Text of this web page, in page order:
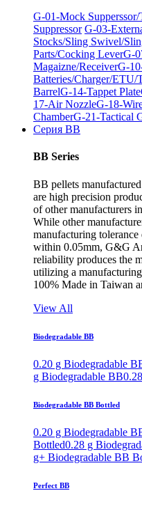
G-01-Mock
Suppressor G-03-
Stocks/Sling Swivel/
Parts/Cocking LeverG-
Magaizne/ReceiverG-
Batteries/Charger/ETU/
BarrelG-14-Tappet Plate
17-Air NozzleG-18-
ChamberG-21-Tactical
Серия BB
BB Series
BB pellets
are high precision
of other manufacturers
While other
manufacturing tolerance
within 0.05mm, G&G
reliability produces the
utilizing a
100% Made in Taiwan
View All
Biodegradable BB
0.20 g Biodegradable
g Biodegradable BB
Biodegradable BB Bottled
0.20 g Biodegradable
Bottled0.28 g
g+ Biodegradable BB
Perfect BB